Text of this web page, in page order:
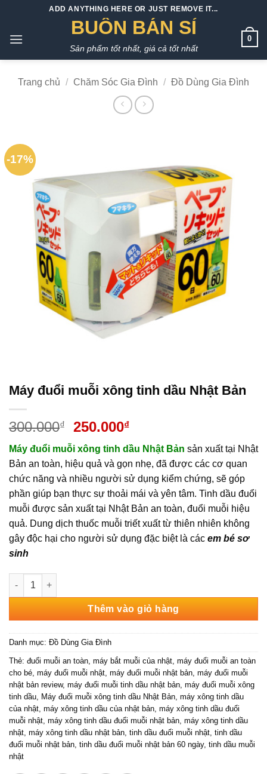
nội
ADD ANYTHING HERE OR JUST REMOVE IT...
BUÔN BÁN SỈ
Sản phẩm tốt nhất, giá cả tốt nhất
0
Trang chủ / Chăm Sóc Gia Đình / Đồ Dùng Gia Đình
-17%
Máy đuổi muỗi xông tinh dầu Nhật Bản
300.000₫
Giá
gốc
là:
300.000₫.
250.000₫Giá
hiện
tại
là:
250.000₫.
Máy đuổi muỗi xông tinh dầu Nhật Bản sản xuất tại Nhật
Bản an toàn, hiệu quả và gọn nhẹ, đã được các cơ quan
chức năng và nhiều người sử dụng kiểm chứng, sẽ góp
phần giúp bạn thực sự thoải mái và yên tâm. Tinh dầu đuổi
muỗi được sản xuất tại Nhật Bản an toàn, đuổi muỗi hiệu
quả. Dung dịch thuốc muỗi triết xuất từ thiên nhiên không
gây độc hại cho người sử dụng đặc biệt là các em bé sơ
sinh
Máy đuổi muỗi xông tinh dầu Nhật Bản số lượng
Thêm vào giỏ hàng
Danh mục: Đồ Dùng Gia Đình
Thẻ: đuổi muỗi an toàn máy bắt muỗi của nhật máy đuổi muỗi an toàn
cho bé máy đuổi muỗi nhật máy đuổi muỗi nhật bản máy đuổi muỗi
nhật bản review, máy đuổi muỗi tinh dầu nhật bản máy đuổi muỗi xông
tinh dầu Máy đuổi muỗi xông tinh dầu Nhật Bản máy xông tinh dầu
của nhật máy xông tinh dầu của nhật bản máy xông tinh dầu đuổi
muỗi nhật máy xông tinh dầu đuổi muỗi nhật bản máy xông tinh dầu
nhật máy xông tinh dầu nhật bản tinh dầu đuổi muỗi nhật tinh dầu
đuổi muỗi nhật bản tinh dầu đuổi muỗi nhật bản 60 ngày, tinh dầu muỗi
nhật